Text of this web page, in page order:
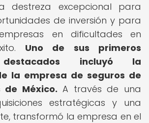
destreza excepcional para
de inversión y para
en dificultades en
Uno de sus primeros
incluyó la
la empresa de seguros de
de México. A través de una
estratégicas y una
transformó la empresa en el